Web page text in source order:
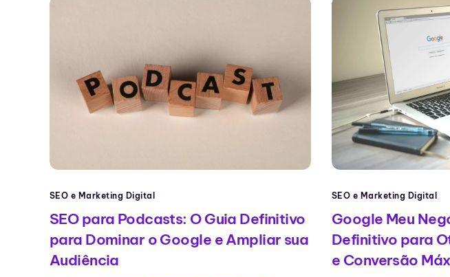
SEO e Marketing Digital
SEO para Podcasts: O Guia Definitivo
para Dominar o Google e Ampliar sua
Audiência
SEO e Marketing Digital
Google Meu
Definitivo para
e Conversão